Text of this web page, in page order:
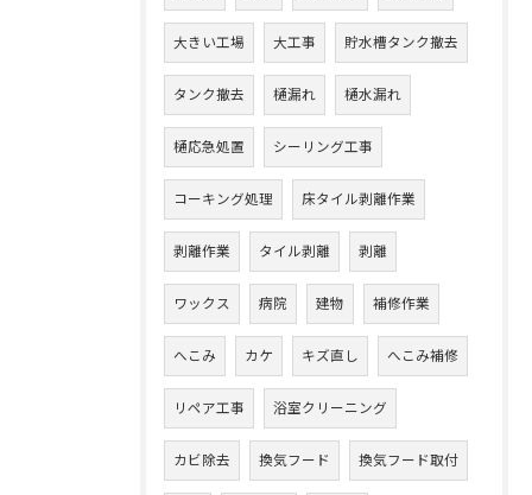
大きい工場 大工事 貯水槽タンク撤去
タンク撤去 樋漏れ 樋水漏れ
樋応急処置 シーリング工事
コーキング処理 床タイル剥離作業
剥離作業 タイル剥離 剥離
ワックス 病院 建物 補修作業
へこみ カケ キズ直し へこみ補修
リペア工事 浴室クリーニング
カビ除去 換気フード 換気フード取付